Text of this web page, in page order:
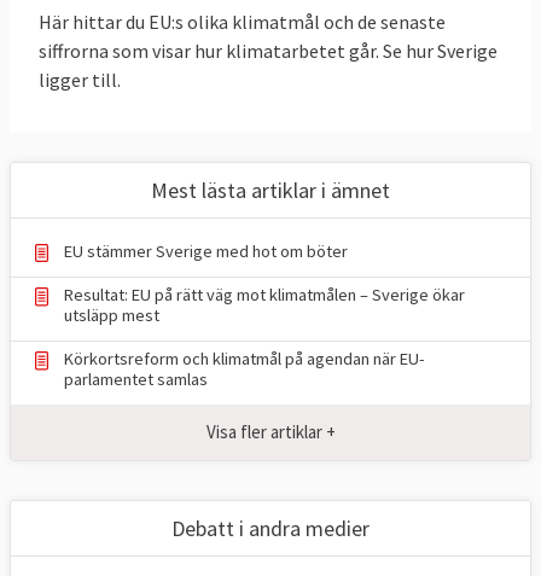
Utsläppsminskningar genom handel med
utsläppsrätter (ETS) är gemensamma för
EU, här finns inga nationella mål för
LULUCF-målet. Sverige har bundit sig att
halvera sina nationella utsläpp till 2030 (ESR)
och öka upptaget av växthusgaser i skog
och mark (LULUCF).
TABELL 1.
Klimat och
Läge i EU
2024
Mål 2030
jmf. 1990 (ETS +
ESR)
Här hittar du EU:s olika klimatmål och de senaste
siffrorna som visar hur klimatarbetet går. Se hur Sverige
ligger till.
Mest lästa artiklar i ämnet
EU stämmer Sverige med hot om böter
Resultat: EU på rätt väg mot klimatmålen – Sverige ökar
utsläpp mest
Körkortsreform och klimatmål på agendan när EU-
parlamentet samlas
Visa fler artiklar +
Debatt i andra medier